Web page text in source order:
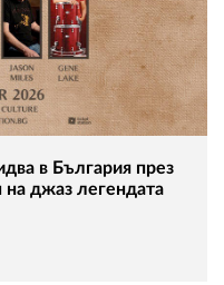
в България през
на джаз легендата